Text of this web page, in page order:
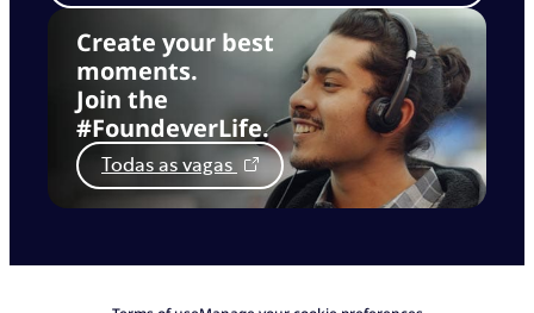
Create your best
moments.
Join the
#FoundeverLife.
Todas as vagas